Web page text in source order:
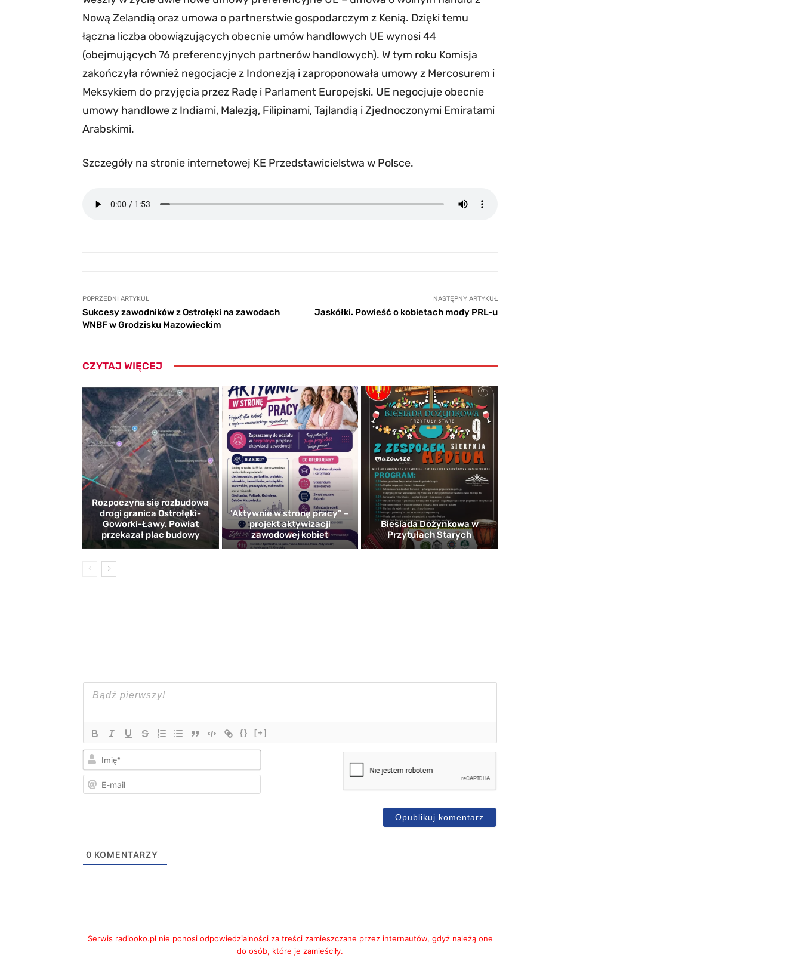
Nową Zelandią oraz umowa o partnerstwie gospodarczym z Kenią. Dzięki temu
łączna liczba obowiązujących obecnie umów handlowych UE wynosi 44
(obejmujących 76 preferencyjnych partnerów handlowych). W tym roku Komisja
zakończyła również negocjacje z Indonezją i zaproponowała umowy z Mercosurem i
Meksykiem do przyjęcia przez Radę i Parlament Europejski. UE negocjuje obecnie
umowy handlowe z Indiami, Malezją, Filipinami, Tajlandią i Zjednoczonymi Emiratami
Arabskimi.
Szczegóły na stronie internetowej KE Przedstawicielstwa w Polsce.
POPRZEDNI ARTYKUŁ
Sukcesy zawodników z Ostrołęki na zawodach
WNBF w Grodzisku Mazowieckim
NASTĘPNY ARTYKUŁ
Jaskółki. Powieść o kobietach mody PRL-u
CZYTAJ WIĘCEJ
Rozpoczyna się rozbudowa
drogi granica Ostrołęki-
Goworki-Ławy. Powiat
przekazał plac budowy
’Aktywnie w stronę pracy” –
projekt aktywizacji
zawodowej kobiet
Biesiada Dożynkowa w
Przytułach Starych
{} [+]
mail
0 KOMENTARZY
Serwis radiooko.pl nie ponosi odpowiedzialności za treści zamieszczane przez internautów, gdyż należą one
do osób, które je zamieściły.